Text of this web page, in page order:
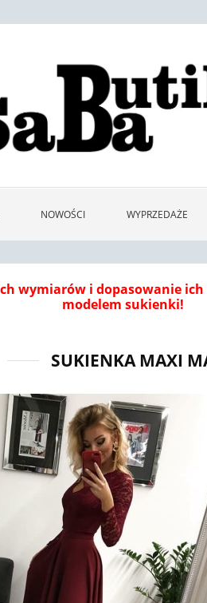
NOWOŚCI WYPRZEDAŻE
wymiarów i dopasowanie
modelem sukienki!
SUKIENKA MAXI